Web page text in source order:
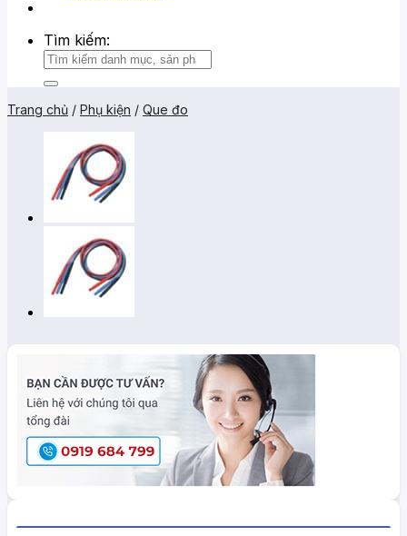
Tìm kiếm:
Trang chủ / Phụ kiện / Que đo